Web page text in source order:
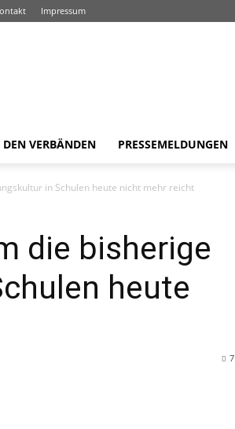
Impressum
VERBÄNDEN PRESSEMELDUNGEN
in Schulen heute nicht mehr reicht
die bisherige
heute
7